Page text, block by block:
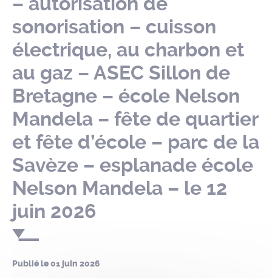
sonorisation – cuisson
électrique, au charbon et
au gaz – ASEC Sillon de
Bretagne – école Nelson
Mandela – fête de quartier
et fête d’école – parc de la
Savèze – esplanade école
Nelson Mandela – le 12
juin 2026
Publié le01 juin 2026